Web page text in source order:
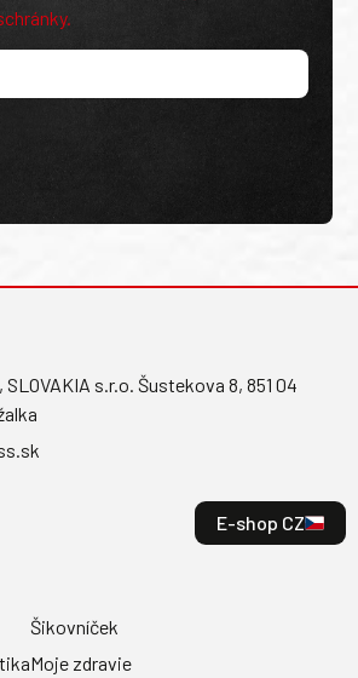
SLOVAKIA s.r.o. Šustekova 8, 851 04
E-shop CZ
Šikovníček
Moje zdravie